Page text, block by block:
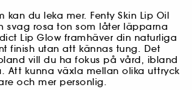
kan du leka mer. Fenty Skin Lip Oil
svag rosa ton som låter läpparna
Lip Glow framhäver din naturliga
finish utan att kännas tung. Det
vill du ha fokus på vård, ibland
Att kunna växla mellan olika uttryck
och mer personlig.